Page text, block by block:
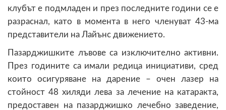
клубът е подмладен и през последните години се е
разраснал, като в момента в него членуват 43-ма
представители на Лайънс движението.
Пазарджишките лъвове са изключително активни.
През годините са имали редица инициативи, сред
които осигуряване на дарение – очен лазер на
стойност 48 хиляди лева за лечение на катаракта,
предоставен на пазарджишко лечебно заведение,